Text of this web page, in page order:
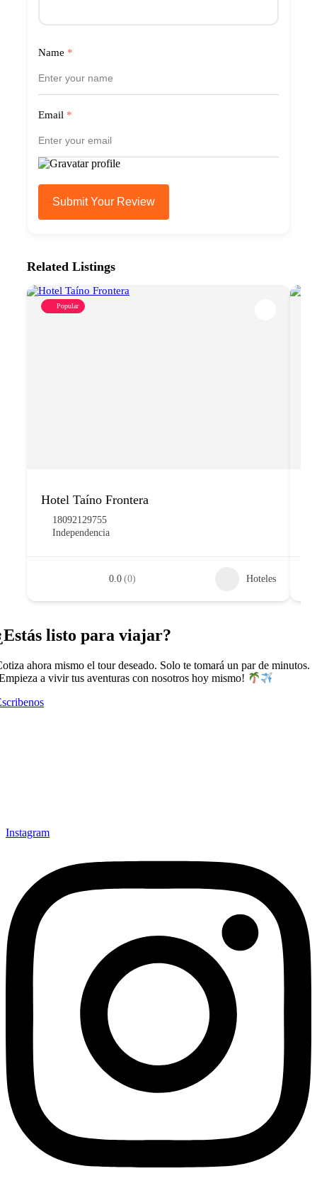
Name *
Email *
Submit Your Review
Related Listings
Popular
Hotel Taíno Frontera
18092129755
Independencia
0.0 (0) Hoteles
listo para viajar?
ahora mismo el tour deseado. Solo te tomará un par de minutos.
a vivir tus aventuras con nosotros hoy mismo!
Instagram